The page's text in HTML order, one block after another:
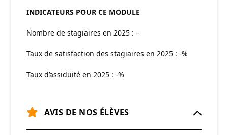
INDICATEURS POUR CE MODULE
Nombre de stagiaires en 2025 : –
Taux de satisfaction des stagiaires en 2025 : -%
Taux d’assiduité en 2025 : -%
AVIS DE NOS ÉLÈVES